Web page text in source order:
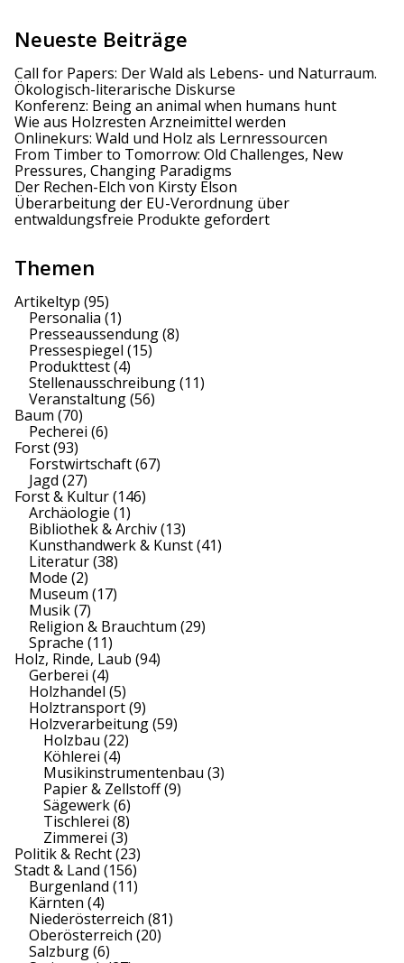
Neueste Beiträge
Call for Papers: Der Wald als Lebens- und Naturraum.
Ökologisch-literarische Diskurse
Konferenz: Being an animal when humans hunt
Wie aus Holzresten Arzneimittel werden
Onlinekurs: Wald und Holz als Lernressourcen
From Timber to Tomorrow: Old Challenges, New
Pressures, Changing Paradigms
Der Rechen-Elch von Kirsty Elson
Überarbeitung der EU-Verordnung über
entwaldungsfreie Produkte gefordert
Themen
Artikeltyp (95)
Personalia (1)
Presseaussendung(8)
Pressespiegel (15)
Produkttest(4)
Stellenausschreibung(11)
Veranstaltung(56)
Baum (70)
Pecherei (6)
Forst(93)
Forstwirtschaft(67)
Jagd (27)
Forst & Kultur(146)
Archäologie (1)
Bibliothek & Archiv(13)
Kunsthandwerk & Kunst(41)
Literatur(38)
Mode (2)
Museum (17)
Musik(7)
Religion & Brauchtum (29)
Sprache (11)
Holz, Rinde, Laub (94)
Gerberei (4)
Holzhandel (5)
Holztransport(9)
Holzverarbeitung(59)
Holzbau (22)
Köhlerei (4)
Musikinstrumentenbau (3)
Papier & Zellstoff(9)
Sägewerk(6)
Tischlerei (8)
Zimmerei (3)
Politik & Recht(23)
Stadt & Land (156)
Burgenland (11)
Kärnten (4)
Niederösterreich (81)
Oberösterreich (20)
Salzburg(6)